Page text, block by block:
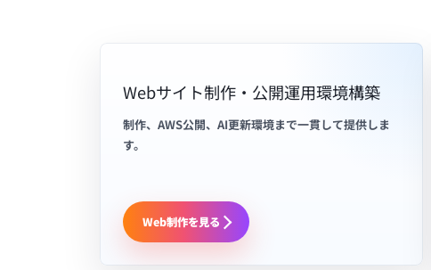
Webサイト制作・公開運用環境構築
制作、AWS公開、AI更新環境まで一貫して提供しま
す。
Web制作を見る